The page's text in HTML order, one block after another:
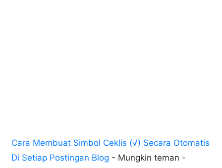
Cara Membuat Simbol Ceklis (√) Secara Otomatis
Di Setiap Postingan Blog - Mungkin teman -